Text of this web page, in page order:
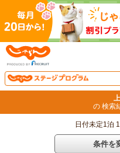
の 検索
日付未定1泊
条件を